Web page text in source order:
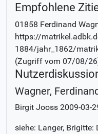
Empfohlene
01858 Ferdinand
https://
1884/jahr_1862/
(Zugriff vom 07/08/26
Wagner,
Birgit Jooss 2009-03-
siehe: Langer,